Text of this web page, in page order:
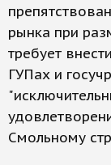
рынка при
требует
ГУПах и
Смольному